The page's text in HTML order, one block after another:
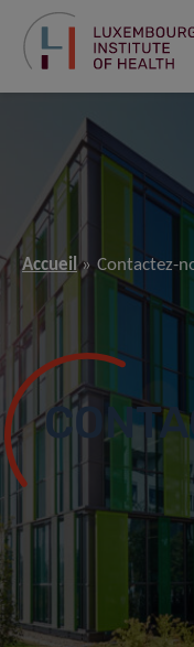
Accueil Contactez-